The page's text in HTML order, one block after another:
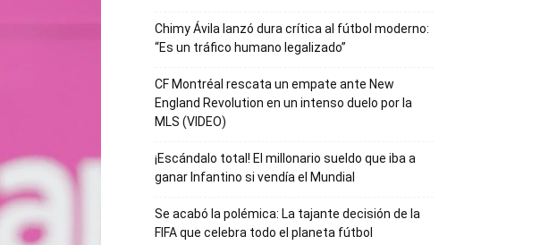
Chimy Ávila lanzó dura crítica al fútbol moderno:
“Es un tráfico humano legalizado”
CF Montréal rescata un empate ante New
England Revolution en un intenso duelo por la
MLS (VIDEO)
¡Escándalo total! El millonario sueldo que iba a
ganar Infantino si vendía el Mundial
Se acabó la polémica: La tajante decisión de la
FIFA que celebra todo el planeta fútbol